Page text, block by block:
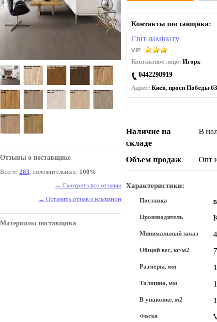
Отзывы о поставщике
Всего: 283, положительных: 100%
→ Смотреть все отзывы
→ Оставить отзыв о компании
Материалы поставщика
Контакты поставщика:
Світ ламінату
Контактное лицо: Игорь
0442298919
Адрес: Киев, просп Победы
Наличие на
складе
В
Объем продаж Опт
Характеристики:
Поставка
Производитель
Минимальный заказ
Общий вес, кг/м2
Размеры, мм
Толщина, мм
В упаковке, м2
Фаска